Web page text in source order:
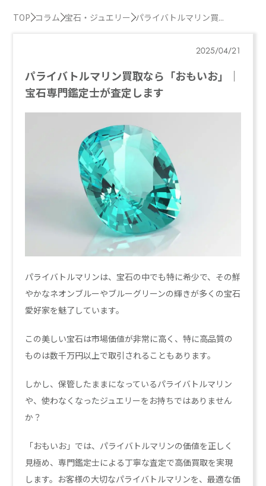
TOP コラム 宝石・ジュエリー パライバトルマリン買...
2025/04/21
パライバトルマリン買取なら「おもいお」｜
宝石専門鑑定士が査定します
パライバトルマリンは、宝石の中でも特に希少で、その鮮
やかなネオンブルーやブルーグリーンの輝きが多くの宝石
愛好家を魅了しています。
この美しい宝石は市場価値が非常に高く、特に高品質の
ものは数千万円以上で取引されることもあります。
しかし、保管したままになっているパライバトルマリン
や、使わなくなったジュエリーをお持ちではありません
か？
「おもいお」では、パライバトルマリンの価値を正しく
見極め、専門鑑定士による丁寧な査定で高価買取を実現
します。お客様の大切なパライバトルマリンを、最適な価